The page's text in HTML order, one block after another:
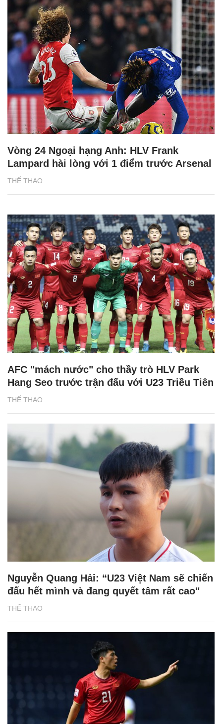
THỂ THAO
Vòng 24 Ngoại hạng Anh: HLV Frank
Lampard hài lòng với 1 điểm trước Arsenal
THỂ THAO
AFC "mách nước" cho thầy trò HLV Park
Hang Seo trước trận đấu với U23 Triều Tiên
THỂ THAO
Nguyễn Quang Hải: “U23 Việt Nam sẽ chiến
đấu hết mình và đang quyết tâm rất cao"